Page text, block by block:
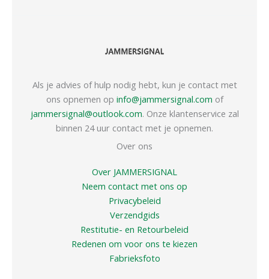
Als je advies of hulp nodig hebt, kun je contact met
ons opnemen op info@jammersignal.com of
jammersignal@outlook.com. Onze klantenservice zal
binnen 24 uur contact met je opnemen.
Over ons
Over JAMMERSIGNAL
Neem contact met ons op
Privacybeleid
Verzendgids
Restitutie- en Retourbeleid
Redenen om voor ons te kiezen
Fabrieksfoto